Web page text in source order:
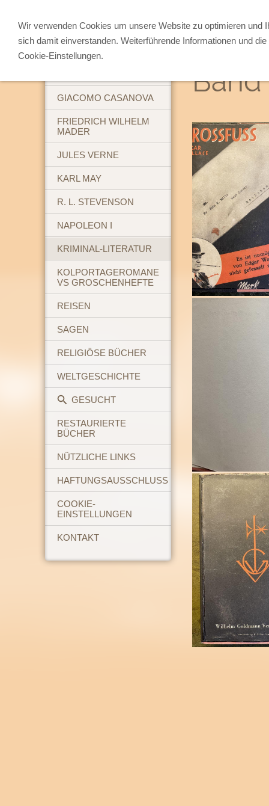
ABENTEUERBÜCHER
GIACOMO CASANOVA
FRIEDRICH WILHELM
MADER
JULES VERNE
KARL MAY
R. L. STEVENSON
NAPOLEON I
KRIMINAL-LITERATUR
KOLPORTAGEROMANE
VS GROSCHENHEFTE
REISEN
SAGEN
RELIGIÖSE BÜCHER
WELTGESCHICHTE
GESUCHT
RESTAURIERTE
BÜCHER
NÜTZLICHE LINKS
HAFTUNGSAUSSCHLUSS
COOKIE-
EINSTELLUNGEN
KONTAKT
Band
Wir verwenden Cookies um unsere Website zu optimieren und
sich damit einverstanden. Weiterführende Informationen und
Cookie-Einstellungen.